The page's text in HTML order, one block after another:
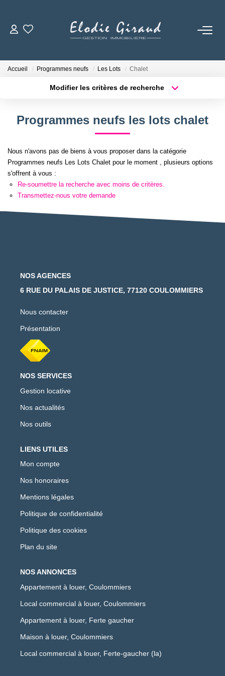
Accueil Programmes neufs Les Lots Chalet
Modifier les critères de recherche
Surface min
Plus de critères Créer une alerte
Programmes neufs les lots chalet
Nous n'avons pas de biens à vous proposer dans la catégorie
Programmes neufs Les Lots Chalet pour le moment , plusieurs options
s'offrent à vous :
Re-soumettre la recherche avec moins de critères.
Transmettez-nous votre demande
NOS AGENCES
6 RUE DU PALAIS DE JUSTICE, 77120 COULOMMIERS
Nous contacter
Présentation
NOS SERVICES
Gestion locative
Nos actualités
Nos outils
LIENS UTILES
Mon compte
Nos honoraires
Mentions légales
Politique de confidentialité
Politique des cookies
Plan du site
NOS ANNONCES
Appartement à louer, Coulommiers
Local commercial à louer, Coulommiers
Appartement à louer, Ferte gaucher
Maison à louer, Coulommiers
Local commercial à louer, Ferte-gaucher (la)